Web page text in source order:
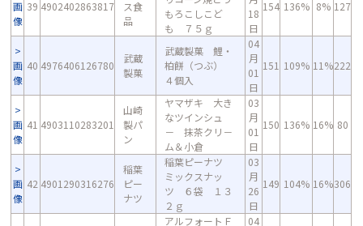
画
像
39 4902402863817
ス食
品
もろこしこど
も ７５ｇ
18
日
154 136% 8% 127
画
像
40 4976406126780
武蔵
製菓
武蔵製菓 鯉・
柏餅（つぶ）
４個入
04
月
01
日
151 109% 11%222
画
像
41 4903110283201
山崎
製パ
ン
ヤマザキ 大き
なツインシュ
－ 抹茶クリ－
ム＆小倉
03
月
01
日
150 136% 16% 80
画
像
42 4901290316276
稲葉
ピー
ナツ
稲葉ピーナツ
ミックスナッ
ツ ６袋 １３
２ｇ
03
月
26
日
149 104% 16%306
アルフォートＦ
04